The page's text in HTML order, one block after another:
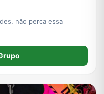
não perca essa